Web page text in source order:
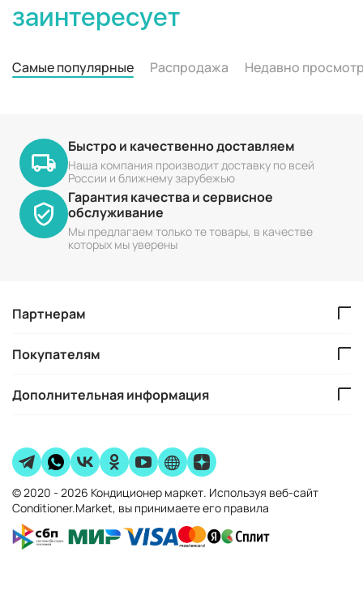
заинтересует
Самые популярные Распродажа Недавно
Быстро и качественно доставляем
Наша компания производит доставку по всей
России и ближнему зарубежью
Гарантия качества и сервисное
обслуживание
Мы предлагаем только те товары, в качестве
которых мы уверены
Партнерам
Покупателям
Дополнительная информация
© 2020 - 2026 Кондиционер маркет. Используя веб-сайт
Conditioner.Market, вы принимаете его правила